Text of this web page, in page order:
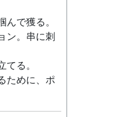
ら、石積
お話、
単な炊き
で獲る。
ン。串に刺
る。
ために、ポ